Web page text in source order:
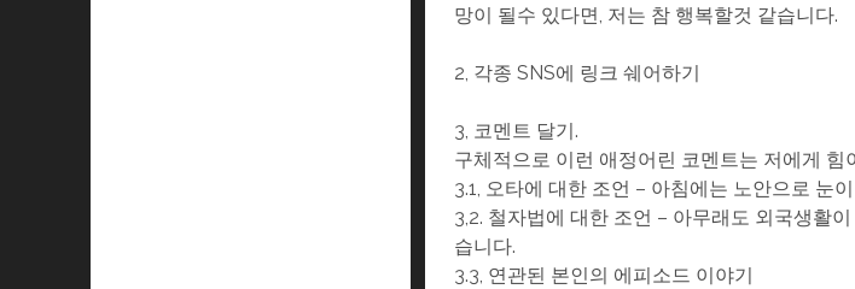
망이 될수 있다면, 저는 참 행복할것 같습니다.
2, 각종 SNS에 링크 쉐어하기
3, 코멘트 달기.
구체적으로 이런 애정어린 코멘트는 저에게 힘
3.1, 오타에 대한 조언 – 아침에는 노안으로 눈
3,2. 철자법에 대한 조언 – 아무래도 외국생활
습니다.
3.3, 연관된 본인의 에피소드 이야기